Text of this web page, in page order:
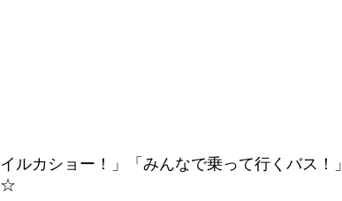
カショー！」「みんなで乗って行くバス！」
☆